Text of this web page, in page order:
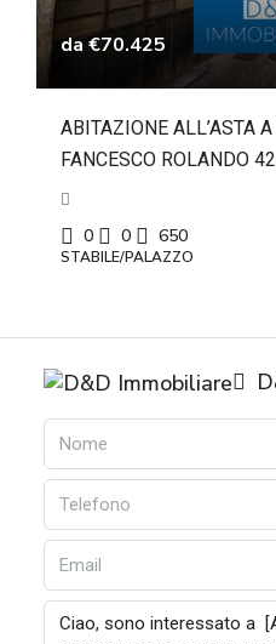
da €70.425
ABITAZIONE ALL’ASTA
FANCESCO ROLANDO 42
0 0 650
STABILE/PALAZZO